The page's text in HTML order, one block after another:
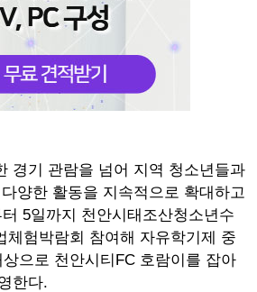
경기 관람을 넘어 지역 청소년들과
양한 활동을 지속적으로 확대하고
5일까지 천안시태조산청소년수
체험박람회 참여해 자유학기제 중
으로 천안시티FC 호람이를 잡아
한다.